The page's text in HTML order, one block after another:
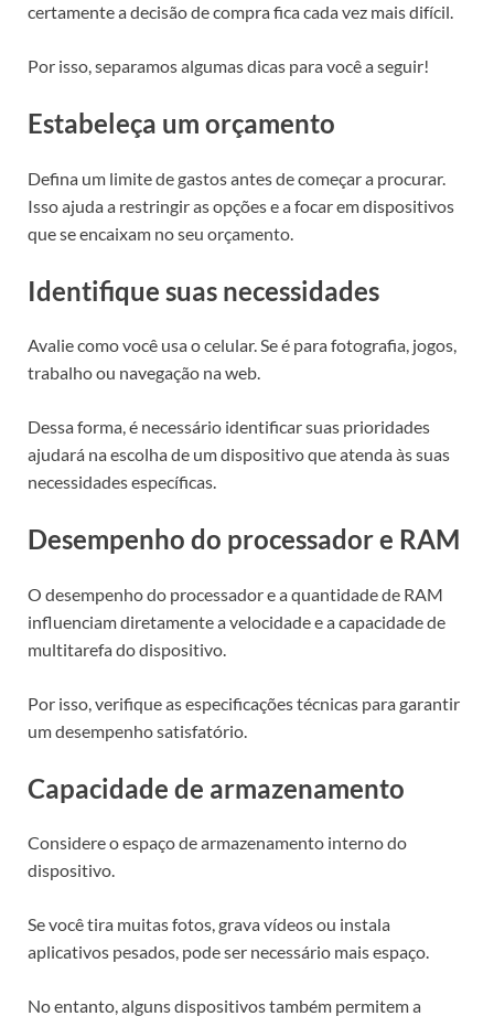
certamente a decisão de compra fica cada vez mais difícil.
Por isso, separamos algumas dicas para você a seguir!
Estabeleça um orçamento
Defina um limite de gastos antes de começar a procurar.
Isso ajuda a restringir as opções e a focar em dispositivos
que se encaixam no seu orçamento.
Identifique suas necessidades
Avalie como você usa o celular. Se é para fotografia, jogos,
trabalho ou navegação na web.
Dessa forma, é necessário identificar suas prioridades
ajudará na escolha de um dispositivo que atenda às suas
necessidades específicas.
Desempenho do processador e RAM
O desempenho do processador e a quantidade de RAM
influenciam diretamente a velocidade e a capacidade de
multitarefa do dispositivo.
Por isso, verifique as especificações técnicas para garantir
um desempenho satisfatório.
Capacidade de armazenamento
Considere o espaço de armazenamento interno do
dispositivo.
Se você tira muitas fotos, grava vídeos ou instala
aplicativos pesados, pode ser necessário mais espaço.
No entanto, alguns dispositivos também permitem a